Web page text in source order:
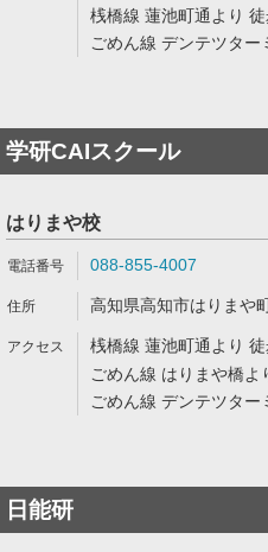
桟橋線 蓮池町通より
ごめん線 デンテツタ
学研CAIスクール
はりまや校
088-855-4007
高知県高知市はりまや
桟橋線 蓮池町通より
ごめん線 はりまや橋よ
ごめん線 デンテツタ
日能研